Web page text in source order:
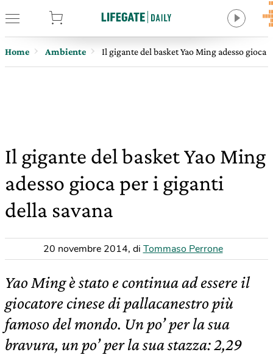
Home Ambiente Il gigante del basket Yao Ming adesso gioca
Il gigante del basket Yao Ming
adesso gioca per i giganti
della savana
20 novembre 2014, di Tommaso Perrone
Yao Ming è stato e continua ad essere il
giocatore cinese di pallacanestro più
famoso del mondo. Un po’ per la sua
bravura, un po’ per la sua stazza: 2,29